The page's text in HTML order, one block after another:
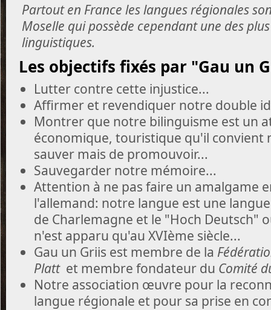
Partout en France les langues régionales
Moselle qui possède cependant une des
linguistiques.
Les objectifs fixés par "Gau un
Lutter contre cette injustice...
Affirmer et revendiquer notre double
Montrer que notre bilinguisme est un
économique, touristique qu'il convient
sauver mais de promouvoir...
Sauvegarder notre mémoire...
Attention à ne pas faire un amalgame
l'allemand: notre langue est une
de Charlemagne et le "Hoch Deutsch"
n'est apparu qu'au XVIème siècle...
Gau un Griis est membre de la
Plattet membre fondateur du Comité
Notre association œuvre pour la
langue régionale et pour sa prise en